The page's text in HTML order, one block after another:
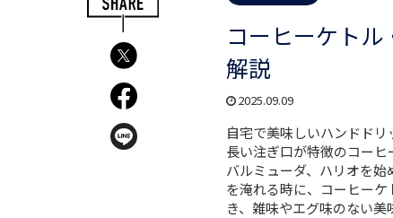
コーヒーケト
解説
2025.09.09
自宅で美味しいハンドド
長い注ぎ口が特徴のコーヒ
バルミューダ、ハリオを
を淹れる時に、コーヒー
き、雑味やエグ味のない美